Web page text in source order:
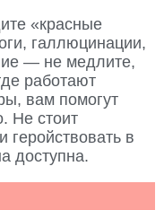
«красные
галлюцинации,
— не медлите,
работают
вам помогут
Не стоит
геройствовать в
доступна.